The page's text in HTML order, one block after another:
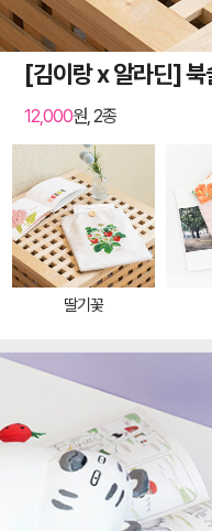
[김이랑 x 알라딘] 북
12,000원, 2종
딸기꽃